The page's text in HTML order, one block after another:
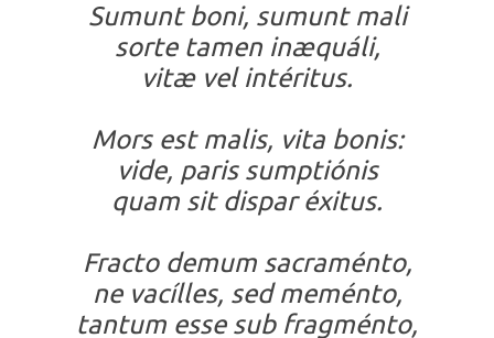
Sumunt boni, sumunt mali
sorte tamen inæquáli,
vitæ vel intéritus.
Mors est malis, vita bonis:
vide, paris sumptiónis
quam sit dispar éxitus.
Fracto demum sacraménto,
ne vacílles, sed meménto,
tantum esse sub fragménto,